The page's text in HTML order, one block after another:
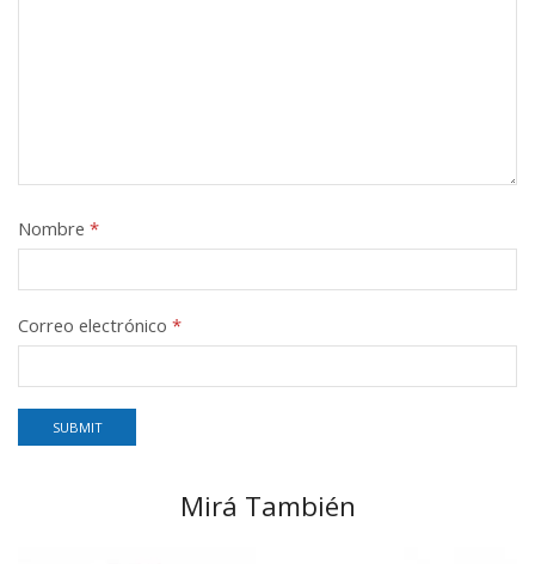
Nombre *
Correo electrónico *
Mirá También